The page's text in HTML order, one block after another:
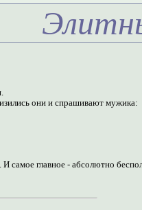
они и спрашивают мужика:
самое главное - абсолютно